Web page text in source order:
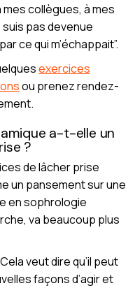
mes collègues, à mes
pas devenue
ce qui m’échappait”.
exercices
ou prenez rendez-
a-t-elle un
?
de lâcher prise
un pansement sur une
en sophrologie
va beaucoup plus
veut dire qu’il peut
façons d’agir et